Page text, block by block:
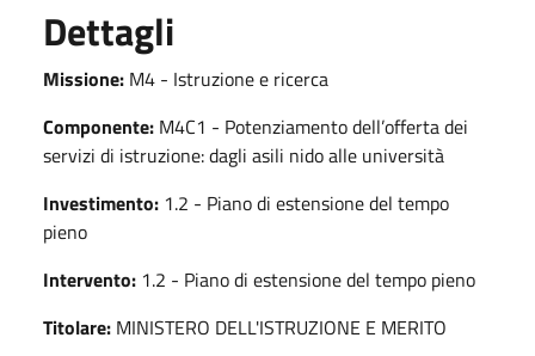
Dettagli
Missione: M4 - Istruzione e ricerca
Componente: M4C1 - Potenziamento dell’offerta dei
servizi di istruzione: dagli asili nido alle università
Investimento: 1.2 - Piano di estensione del tempo
pieno
Intervento: 1.2 - Piano di estensione del tempo pieno
Titolare: MINISTERO DELL'ISTRUZIONE E MERITO